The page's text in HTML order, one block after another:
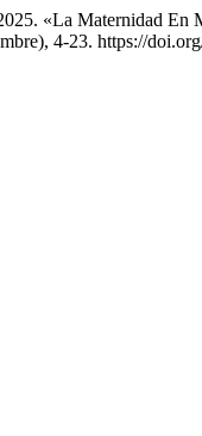
«La Maternidad
4-23. https://